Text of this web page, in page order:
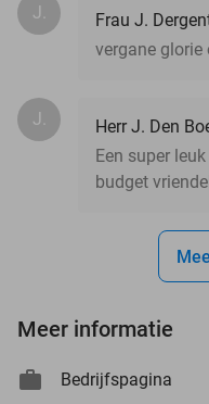
J.
Frau J.
vergane glorie
J.
Herr J. Den
Een super
budget
Meer informatie
Bedrijfspagina